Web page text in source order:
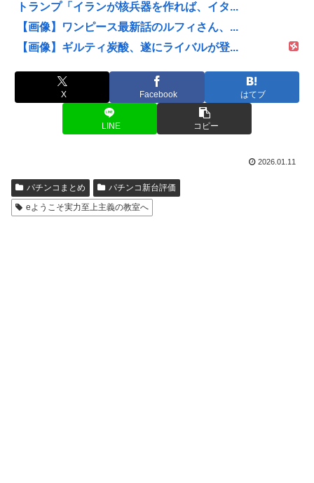
トランプ「イランが核兵器を作れば、イタ...
【画像】ワンピース最新話のルフィさん、...
【画像】ギルティ炭酸、遂にライバルが登...
X Facebook はてブ
LINE コピー
2026.01.11
パチンコまとめ
パチンコ新台評価
eようこそ実力至上主義の教室へ